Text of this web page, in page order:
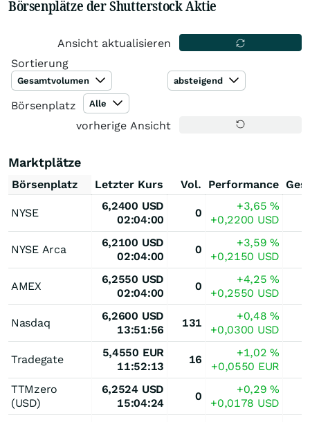
Börsenplätze der Shutterstock Aktie
Ansicht aktualisieren
Sortierung
Gesamtvolumen absteigend
Börsenplatz Alle
vorherige Ansicht
Marktplätze
Börsenplatz Letzter Kurs Vol. Performance
NYSE
6,2400 USD
02:04:00
0
+3,65%
+0,2200 USD
NYSE Arca
6,2100 USD
02:04:00
0
+3,59%
+0,2150 USD
AMEX
6,2550 USD
02:04:00
0
+4,25%
+0,2550 USD
Nasdaq
6,2600 USD
13:51:56
131
+0,48%
+0,0300 USD
Tradegate
5,4550 EUR
11:52:13
16
+1,02%
+0,0550 EUR
TTMzero
(USD)
6,2524 USD
15:04:24
0
+0,29%
+0,0178 USD